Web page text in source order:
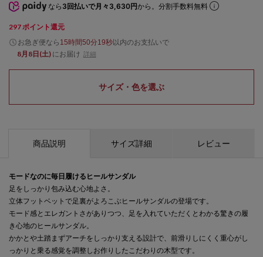
なら 3回払いで月々3,630円から。分割手数料無料
297 ポイント還元
お急ぎ便なら 15時間50分18秒以内のお支払いで
8月8日(土) にお届け 詳細
サイズ・色を選ぶ
商品説明 サイズ詳細 レビュー
モードなのに毎日履けるヒールサンダル
足をしっかり包み込む心地よさ。
立体フットベットで足裏がよろこぶヒールサンダルの登場です。
モード感とエレガントさがありつつ、足を入れていただくとわかる驚きの履
き心地のヒールサンダル。
かかとや土踏まずアーチをしっかり支える設計で、前滑りしにくく重心がし
っかりと乗る感覚を調整しお作りしたこだわりの木型です。